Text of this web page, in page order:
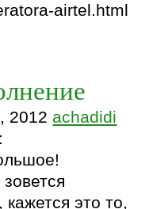
airtel.html
2012 achadidi
это то,